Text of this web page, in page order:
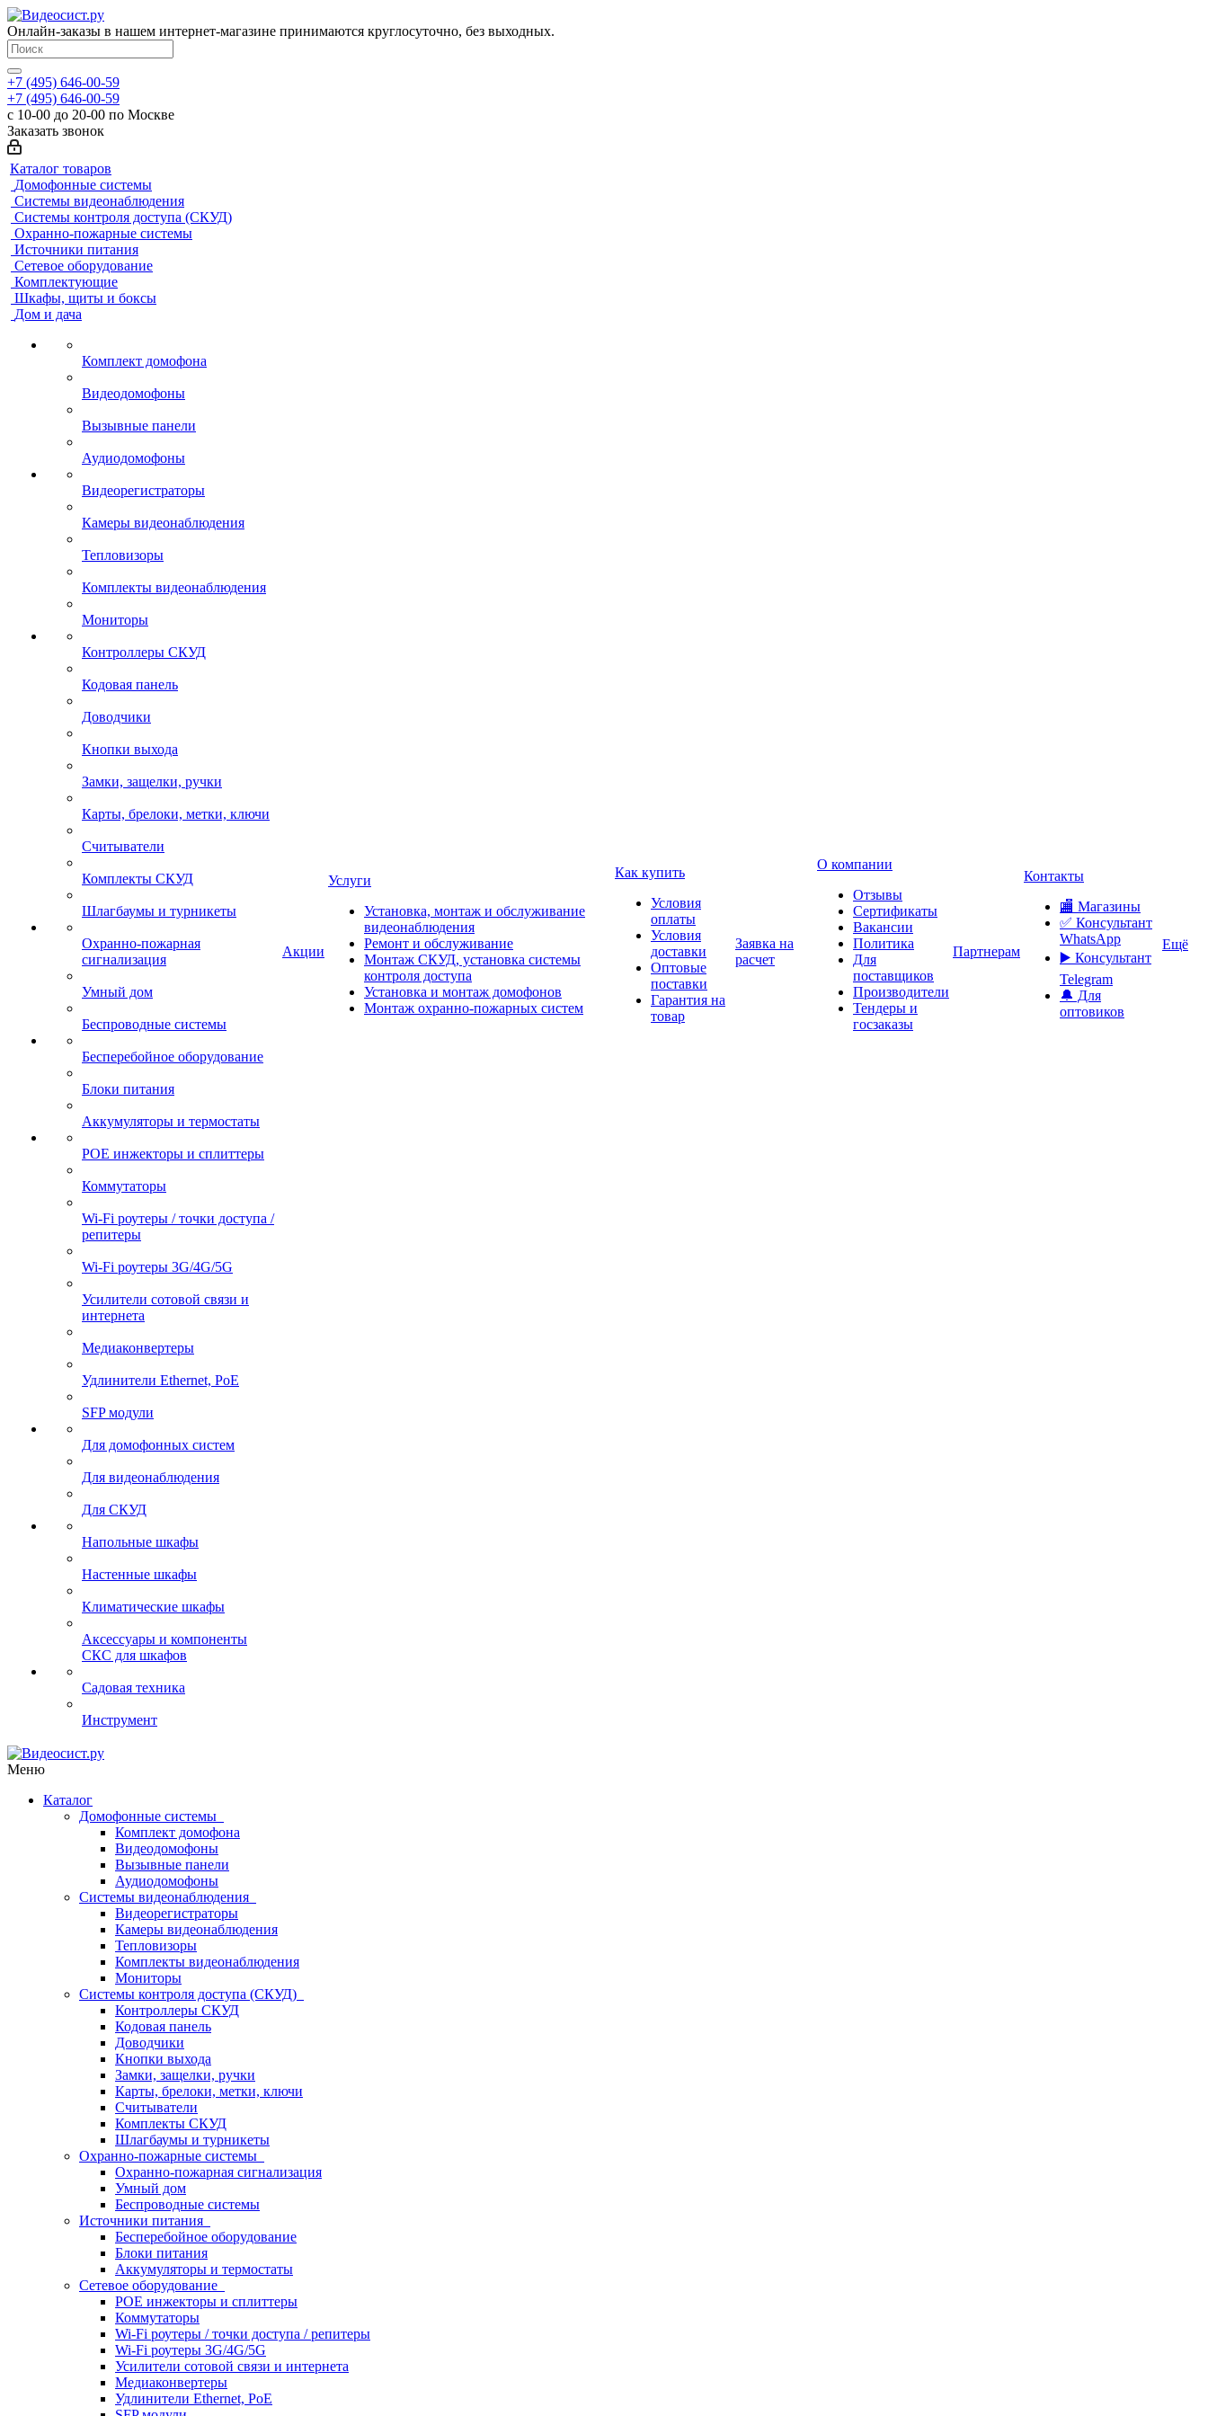
Онлайн-заказы в нашем интернет-магазине принимаются круглосуточно, без выходных.
+7 (495) 646-00-59
+7 (495) 646-00-59
с 10-00 до 20-00 по Москве
Заказать звонок
Каталог товаров
Домофонные системы
Системы видеонаблюдения
Системы контроля доступа (СКУД)
Охранно-пожарные системы
Источники питания
Сетевое оборудование
Комплектующие
Шкафы, щиты и боксы
Дом и дача
Комплект домофона
Видеодомофоны
Вызывные панели
Аудиодомофоны
Видеорегистраторы
Камеры видеонаблюдения
Тепловизоры
Комплекты видеонаблюдения
Мониторы
Контроллеры СКУД
Кодовая панель
Доводчики
Кнопки выхода
Замки, защелки, ручки
Карты, брелоки, метки, ключи
Считыватели
Комплекты СКУД
Шлагбаумы и турникеты
Охранно-пожарная
сигнализация
Умный дом
Беспроводные системы
Бесперебойное оборудование
Блоки питания
Аккумуляторы и термостаты
POE инжекторы и сплиттеры
Коммутаторы
Wi-Fi роутеры / точки доступа /
репитеры
Wi-Fi роутеры 3G/4G/5G
Усилители сотовой связи и
интернета
Медиаконвертеры
Удлинители Ethernet, PoE
SFP модули
Для домофонных систем
Для видеонаблюдения
Для СКУД
Напольные шкафы
Настенные шкафы
Климатические шкафы
Аксессуары и компоненты
СКС для шкафов
Садовая техника
Инструмент
Акции
Услуги
Установка, монтаж и обслуживание
видеонаблюдения
Ремонт и обслуживание
Монтаж СКУД, установка системы
контроля доступа
Установка и монтаж домофонов
Монтаж охранно-пожарных систем
Как купить
Условия
оплаты
Условия
доставки
Оптовые
поставки
Гарантия на
товар
Заявка на
расчет
О компании
Отзывы
Сертификаты
Вакансии
Политика
Для
поставщиков
Производители
Тендеры и
госзаказы
Партнерам
Контакты
🏬 Магазины
✅️ Консультант
WhatsApp
▶️ Консультант
Telegram
🔔 Для
оптовиков
Ещё
Меню
Каталог
Домофонные системы
Комплект домофона
Видеодомофоны
Вызывные панели
Аудиодомофоны
Системы видеонаблюдения
Видеорегистраторы
Камеры видеонаблюдения
Тепловизоры
Комплекты видеонаблюдения
Мониторы
Системы контроля доступа (СКУД)
Контроллеры СКУД
Кодовая панель
Доводчики
Кнопки выхода
Замки, защелки, ручки
Карты, брелоки, метки, ключи
Считыватели
Комплекты СКУД
Шлагбаумы и турникеты
Охранно-пожарные системы
Охранно-пожарная сигнализация
Умный дом
Беспроводные системы
Источники питания
Бесперебойное оборудование
Блоки питания
Аккумуляторы и термостаты
Сетевое оборудование
POE инжекторы и сплиттеры
Коммутаторы
Wi-Fi роутеры / точки доступа / репитеры
Wi-Fi роутеры 3G/4G/5G
Усилители сотовой связи и интернета
Медиаконвертеры
Удлинители Ethernet, PoE